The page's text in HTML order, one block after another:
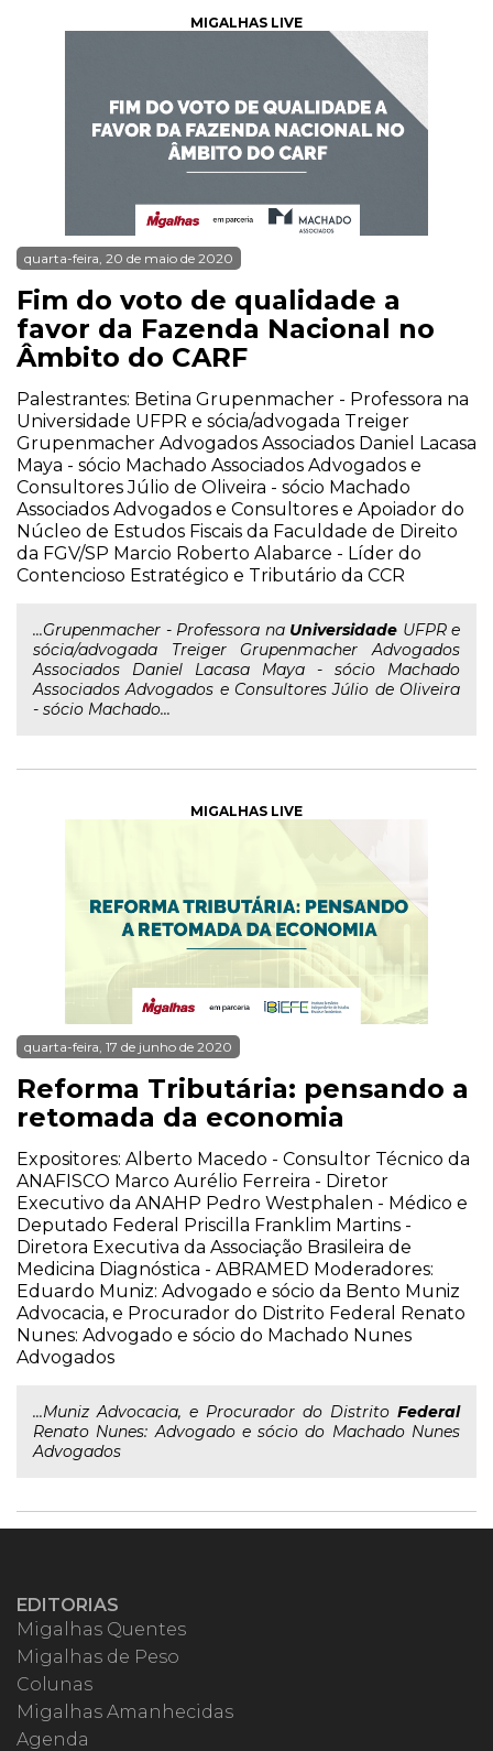
MIGALHAS LIVE
quarta-feira, 20 de maio de 2020
Fim do voto de qualidade a
favor da Fazenda Nacional no
Âmbito do CARF
Palestrantes: Betina Grupenmacher - Professora na
Universidade UFPR e sócia/advogada Treiger
Grupenmacher Advogados Associados Daniel Lacasa
Maya - sócio Machado Associados Advogados e
Consultores Júlio de Oliveira - sócio Machado
Associados Advogados e Consultores e Apoiador do
Núcleo de Estudos Fiscais da Faculdade de Direito
da FGV/SP Marcio Roberto Alabarce - Líder do
Contencioso Estratégico e Tributário da CCR
...Grupenmacher - Professora na Universidade UFPR e
sócia/advogada Treiger Grupenmacher Advogados
Associados Daniel Lacasa Maya - sócio Machado
Associados Advogados e Consultores Júlio de Oliveira
- sócio Machado...
MIGALHAS LIVE
quarta-feira, 17 de junho de 2020
Reforma Tributária: pensando a
retomada da economia
Expositores: Alberto Macedo - Consultor Técnico da
ANAFISCO Marco Aurélio Ferreira - Diretor
Executivo da ANAHP Pedro Westphalen - Médico e
Deputado Federal Priscilla Franklim Martins -
Diretora Executiva da Associação Brasileira de
Medicina Diagnóstica - ABRAMED Moderadores:
Eduardo Muniz: Advogado e sócio da Bento Muniz
Advocacia, e Procurador do Distrito Federal Renato
Nunes: Advogado e sócio do Machado Nunes
Advogados
...Muniz Advocacia, e Procurador do Distrito Federal
Renato Nunes: Advogado e sócio do Machado Nunes
Advogados
EDITORIAS
Migalhas Quentes
Migalhas de Peso
Colunas
Migalhas Amanhecidas
Agenda